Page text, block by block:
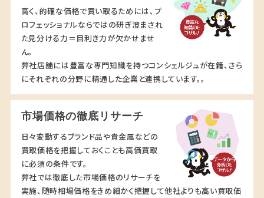
高く、的確な価格で買い取るためには、プ
ロフェッショナルならではの研ぎ澄まされ
た見分ける力＝目利き力が欠かせませ
ん。
弊社店舗には豊富な専門知識を持つコンシェルジュが在籍、さら
にそれぞれの分野に精通した企業と連携しています。。
市場価格の徹底リサーチ
日々変動するブランド品や貴金属などの
買取価格を把握しておくことも高価買取
に必須の条件です。
弊社では徹底した市場価格のリサーチを
実施、随時相場価格をきめ細かく把握して他社よりも高い買取価